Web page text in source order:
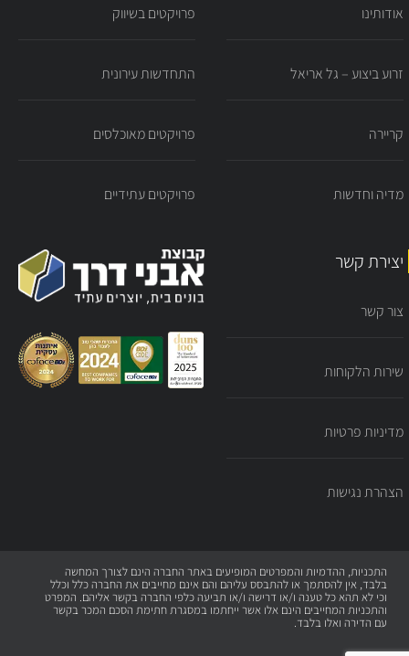
אודותינו
זרוע ביצוע – גל אריאל
קריירה
מדיה וחדשות
פרויקטים בשיווק
התחדשות עירונית
פרויקטים מאוכלסים
פרויקטים עתידיים
יצירת קשר
צור קשר
שירות הלקוחות
מדיניות פרטיות
הצהרת נגישות
התכניות, ההדמיות והמפרטים המופיעים באתר החברה הינם לצורך המחשה
בלבד, אין להסתמך או להתבסס עליהם והם אינם מחייבים את החברה כלל וכלל
וכי לא תהא כל טענה ו/או דרישה ו/או תביעה כלפי החברה בקשר אליהם. המפרט
והתכניות המחייבים הינם אלו אשר ייחתמו במסגרת חתימת הסכם המכר בקשר
עם הדירה ואלו בלבד.